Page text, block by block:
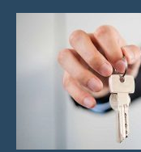
Перейти
содержимому